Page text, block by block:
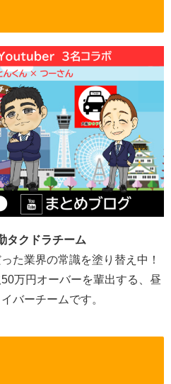
タクドラチーム
た業界の常識を塗り替え中！
万円オーバーを輩出する、昼
バーチームです。